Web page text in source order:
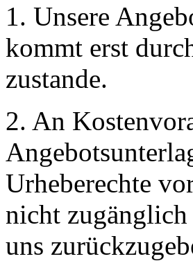
1. Unsere
kommt erst
zustande.
2. An
Urheberechte
nicht zugänglich
uns